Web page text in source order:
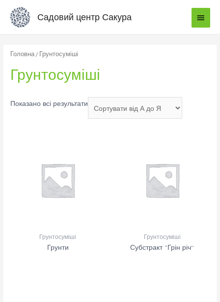
Садовий центр Сакура
Головна/ Грунтосуміші​
Грунтосуміші​
Показано всі результати
Грунтосуміші​
Грунти
Грунтосуміші​
Субстракт “Грін річ”